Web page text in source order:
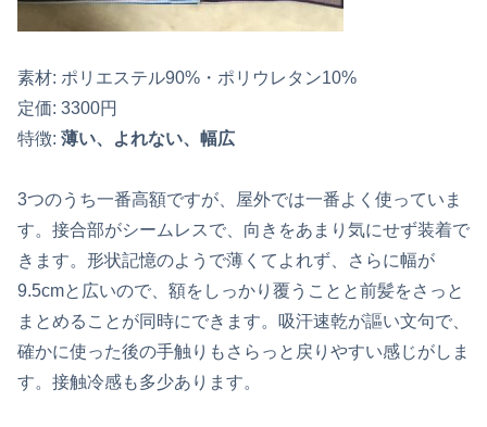
素材: ポリエステル90%・ポリウレタン10%
定価: 3300円
特徴: 薄い、よれない、幅広
3つのうち一番高額ですが、屋外では一番よく使っていま
す。接合部がシームレスで、向きをあまり気にせず装着で
きます。形状記憶のようで薄くてよれず、さらに幅が
9.5cmと広いので、額をしっかり覆うことと前髪をさっと
まとめることが同時にできます。吸汗速乾が謳い文句で、
確かに使った後の手触りもさらっと戻りやすい感じがしま
す。接触冷感も多少あります。